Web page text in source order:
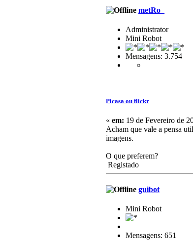
metRo_
Administrator
Mini Robot
Mensagens: 3.754
Picasa ou flickr
« em: 19 de Fevereiro de
Acham que vale a pensa
imagens.
O que preferem?
Registado
guibot
Mini Robot
Mensagens: 651